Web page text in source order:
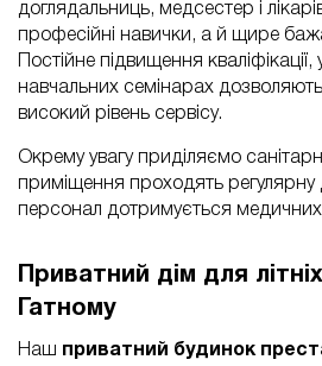
доглядальниць, медсестер і
професійні навички, а й щире
Постійне підвищення кваліфікації,
навчальних семінарах
високий рівень сервісу.
Окрему увагу приділяємо
приміщення проходять регулярну
персонал дотримується медичних
Приватний дім для
Гатному
Наш приватний будинок